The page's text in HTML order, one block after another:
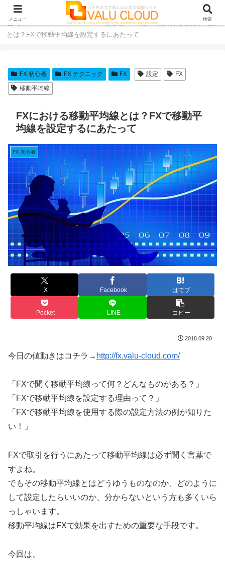
ホーム FX FX 初心者
FXにおける移動平均線
とは？FXで移動平均線を設定するにあたって
FX 初心者 FX テクニック FX 設定
FX
移動平均線
FXにおける移動平均線とは？FXで移動平
均線を設定するにあたって
FX 初心者
X Facebook はてブ
Pocket LINE コピー
2018.09.20
今日の値動きはコチラ→ http://fx.valu-cloud.com/
「FXで聞く移動平均線って何？どんなものがある？」
「FXで移動平均線を設定する理由って？」
「FXで移動平均線を使用する際の設定方法の例が知りた
い！」
FXで取引を行うにあたって移動平均線は必ず聞く言葉で
すよね。
でもその移動平均線とはどうゆうものなのか、どのように
して設定したらいいのか、分からないという方も多くいら
っしゃいます。
移動平均線はFXで効果を出すための重要な手段です。
今回は、
メニュー 検索